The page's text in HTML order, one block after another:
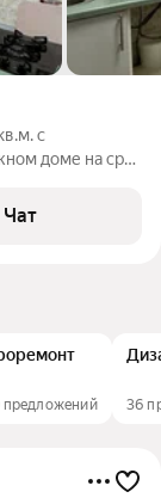
с
доме на срок
Чат
предложений 36